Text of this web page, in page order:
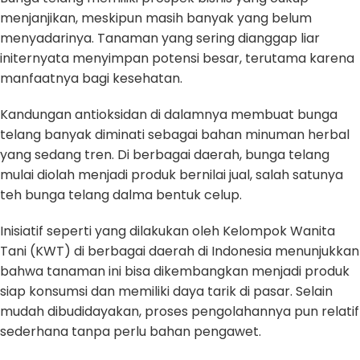
menjanjikan, meskipun masih banyak yang belum
menyadarinya. Tanaman yang sering dianggap liar
initernyata menyimpan potensi besar, terutama karena
manfaatnya bagi kesehatan.
Kandungan antioksidan di dalamnya membuat bunga
telang banyak diminati sebagai bahan minuman herbal
yang sedang tren. Di berbagai daerah, bunga telang
mulai diolah menjadi produk bernilai jual, salah satunya
teh bunga telang dalma bentuk celup.
Inisiatif seperti yang dilakukan oleh Kelompok Wanita
Tani (KWT) di berbagai daerah di Indonesia menunjukkan
bahwa tanaman ini bisa dikembangkan menjadi produk
siap konsumsi dan memiliki daya tarik di pasar. Selain
mudah dibudidayakan, proses pengolahannya pun relatif
sederhana tanpa perlu bahan pengawet.